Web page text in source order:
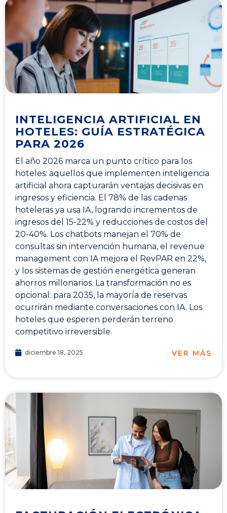
INTELIGENCIA ARTIFICIAL EN
HOTELES: GUÍA ESTRATÉGICA
PARA 2026
El año 2026 marca un punto crítico para los
hoteles: aquellos que implementen inteligencia
artificial ahora capturarán ventajas decisivas en
ingresos y eficiencia. El 78% de las cadenas
hoteleras ya usa IA, logrando incrementos de
ingresos del 15-22% y reducciones de costos del
20-40%. Los chatbots manejan el 70% de
consultas sin intervención humana, el revenue
management con IA mejora el RevPAR en 22%,
y los sistemas de gestión energética generan
ahorros millonarios. La transformación no es
opcional: para 2035, la mayoría de reservas
ocurrirán mediante conversaciones con IA. Los
hoteles que esperen perderán terreno
competitivo irreversible.
diciembre 18, 2025 VER MÁS